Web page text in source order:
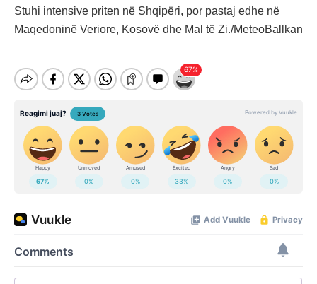
Stuhi intensive priten në Shqipëri, por pastaj edhe në
Maqedoninë Veriore, Kosovë dhe Mal të Zi./MeteoBallkan